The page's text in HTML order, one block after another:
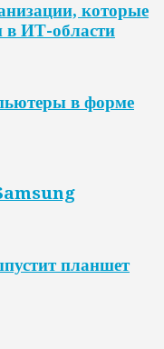
которые
в ИТ-области
в форме
планшет